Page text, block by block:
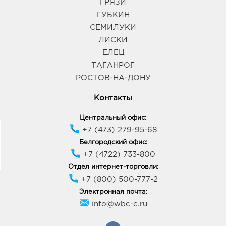
Курск Европа-40: 448.0 руб.
10:00 - 22:00
305004, Курская обл, г Курск, ул Карла Маркса, д.
График работы:10:00 - 22:00
Липецк Милолика Радуга: 448.0 руб.
398007, Липецкая обл, г Липецк, ул Студеновская,
График работы:9:00 - 19:00
Липецк Европа-27: 448.0 руб.
ГРЯЗИ
ГУБКИН
СЕМИЛУКИ
ЛИСКИ
ЕЛЕЦ
ТАГАНРОГ
РОСТОВ-НА-ДОНУ
Контакты
Центральный офис:
+7 (473) 279-95-68
Белгородский офис:
+7 (4722) 733-800
Отдел интернет-торговли:
+7 (800) 500-777-2
Электронная почта:
info@wbc-c.ru